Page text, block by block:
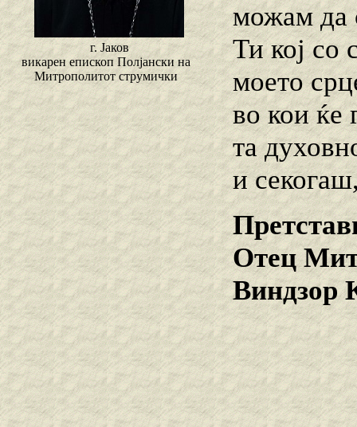
г. Јаков
викарен епископ Полјански на
Митрополитот струмички
можам да
Ти кој со
моето
во кои ќе
та
и
Отец
Виндзор